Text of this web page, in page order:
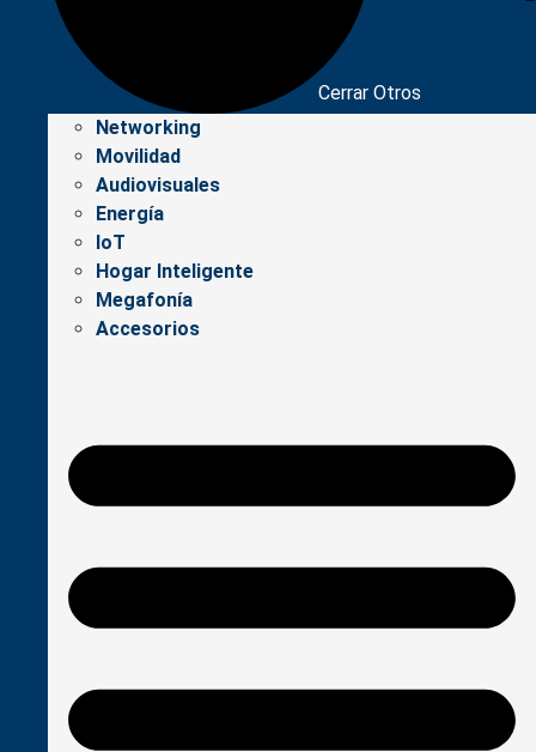
Cerrar Otros
Networking
Movilidad
Audiovisuales
Energía
IoT
Hogar Inteligente
Megafonía
Accesorios